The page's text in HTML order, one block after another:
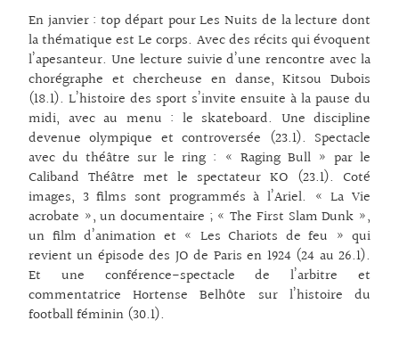
En janvier : top départ pour Les Nuits de la lecture dont
la thématique est Le corps. Avec des récits qui évoquent
l’apesanteur. Une lecture suivie d’une rencontre avec la
chorégraphe et chercheuse en danse, Kitsou Dubois
(18.1). L’histoire des sport s’invite ensuite à la pause du
midi, avec au menu : le skateboard. Une discipline
devenue olympique et controversée (23.1). Spectacle
avec du théâtre sur le ring : « Raging Bull » par le
Caliband Théâtre met le spectateur KO (23.1). Coté
images, 3 films sont programmés à l’Ariel. « La Vie
acrobate », un documentaire ; « The First Slam Dunk »,
un film d’animation et « Les Chariots de feu » qui
revient un épisode des JO de Paris en 1924 (24 au 26.1).
Et une conférence-spectacle de l’arbitre et
commentatrice Hortense Belhôte sur l’histoire du
football féminin (30.1).